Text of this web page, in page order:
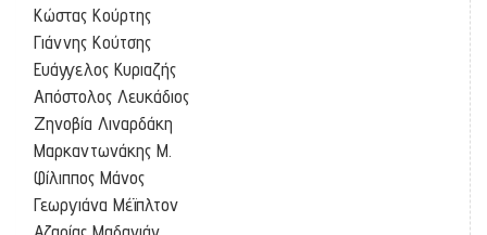
Κώστας Κούρτης
Γιάννης Κούτσης
Ευάγγελος Κυριαζής
Απόστολος Λευκάδιος
Ζηνοβία Λιναρδάκη
Μαρκαντωνάκης Μ.
Φίλιππος Μάνος
Γεωργιάνα Μέϊπλτον